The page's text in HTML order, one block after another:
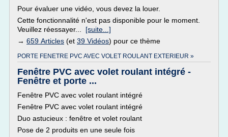
Pour évaluer une vidéo, vous devez la louer.
Cette fonctionnalité n'est pas disponible pour le moment.
Veuillez réessayer... [suite...]
→ 659 Articles (et 39 Vidéos) pour ce thème
PORTE FENETRE PVC AVEC VOLET ROULANT EXTERIEUR »
Fenêtre PVC avec volet roulant intégré -
Fenêtre et porte ...
Fenêtre PVC avec volet roulant intégré
Fenêtre PVC avec volet roulant intégré
Duo astucieux : fenêtre et volet roulant
Pose de 2 produits en une seule fois